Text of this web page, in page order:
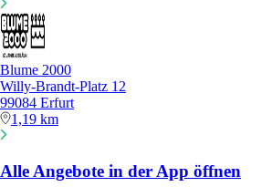
Blume 2000
Willy-Brandt-Platz 12
99084 Erfurt
1,19 km
Alle Angebote in der App öffnen